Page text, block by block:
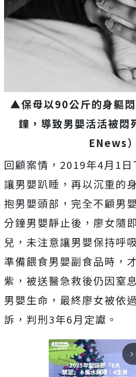
▲保母以90公斤的身軀
鐘，導致男嬰活活被悶
ENews）
回顧案情，2019年4月1
讓男嬰趴睡，再以沉重的
抱男嬰頭部，完全不顧男
分鐘男嬰靜止後，廖女隨
兒，未注意讓男嬰保持呼
準備餵食男嬰副食品時，
紫，被送醫急救後仍因窒
男嬰生命，最終廖女被依
訴，判刑3年6月定讞。
arrow_forward_ios